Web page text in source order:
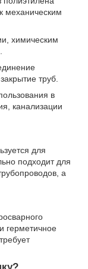
механическим
химическим
труб.
в
канализации
для
подходит для
а
герметичное